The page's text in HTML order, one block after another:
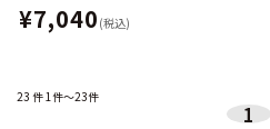
¥7,040 (税込)
23 件1件～23件
1